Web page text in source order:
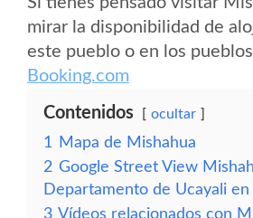
mirar la disponibilidad de
este pueblo o en los
Booking.com
Contenidos ocultar
1
Mapa de Mishahua
2 Google Street View
Departamento de Ucayali en
3 Vídeos relacionados con